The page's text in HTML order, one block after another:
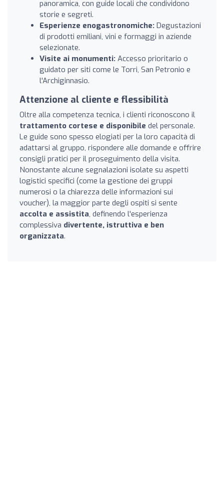
panoramica, con guide locali che condividono
storie e segreti.
Esperienze enogastronomiche: Degustazioni
di prodotti emiliani, vini e formaggi in aziende
selezionate.
Visite ai monumenti: Accesso prioritario o
guidato per siti come le Torri, San Petronio e
l'Archiginnasio.
Attenzione al cliente e flessibilità
Oltre alla competenza tecnica, i clienti riconoscono il
trattamento cortese e disponibile del personale.
Le guide sono spesso elogiati per la loro capacità di
adattarsi al gruppo, rispondere alle domande e offrire
consigli pratici per il proseguimento della visita.
Nonostante alcune segnalazioni isolate su aspetti
logistici specifici (come la gestione dei gruppi
numerosi o la chiarezza delle informazioni sui
voucher), la maggior parte degli ospiti si sente
accolta e assistita, definendo l'esperienza
complessiva divertente, istruttiva e ben
organizzata.